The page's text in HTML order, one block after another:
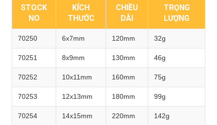
STOCK
NO
KÍCH
THƯỚC
CHIỀU
DÀI
TRỌNG
LƯỢNG
70250 6x7mm 120mm 32g
70251 8x9mm 130mm 46g
70252 10x11mm 160mm 75g
70253 12x13mm 180mm 99g
70254 14x15mm 220mm 142g